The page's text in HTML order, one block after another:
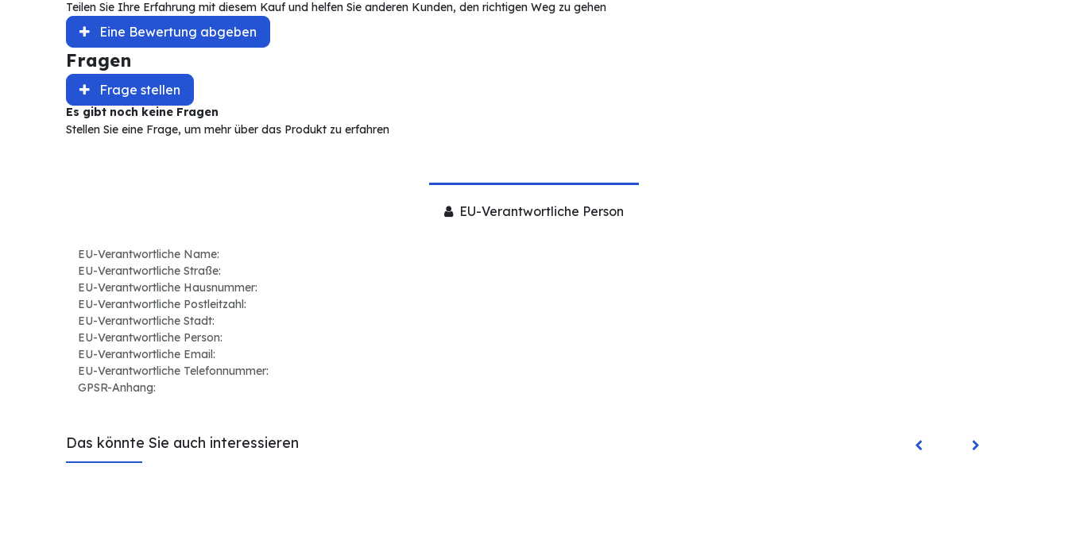
Teilen Sie Ihre Erfahrung mit diesem Kauf und helfen Sie anderen Kunden, den richtigen Weg zu gehen
Eine Bewertung abgeben
Fragen
Frage stellen
Es gibt noch keine Fragen
Stellen Sie eine Frage, um mehr über das Produkt zu erfahren
EU-Verantwortliche Person
EU-Verantwortliche Name:
EU-Verantwortliche Straße:
EU-Verantwortliche Hausnummer:
EU-Verantwortliche Postleitzahl:
EU-Verantwortliche Stadt:
EU-Verantwortliche Person:
EU-Verantwortliche Email:
EU-Verantwortliche Telefonnummer:
GPSR-Anhang:
Das könnte Sie auch interessieren